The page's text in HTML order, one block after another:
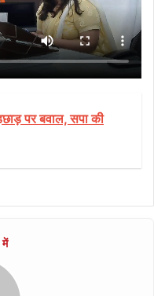
पर बवाल, सपा की